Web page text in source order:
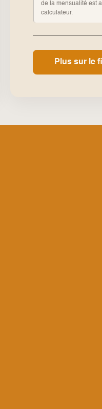
de la mensualité est
calculateur.
Plus sur le